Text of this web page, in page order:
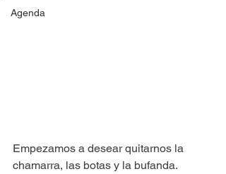
Agenda
Empezamos a desear quitarnos la
chamarra, las botas y la bufanda.